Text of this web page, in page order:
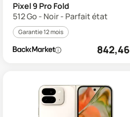
Pixel 9 Pro Fold
512 Go - Noir - Parfait état
Garantie 12 mois
842,46